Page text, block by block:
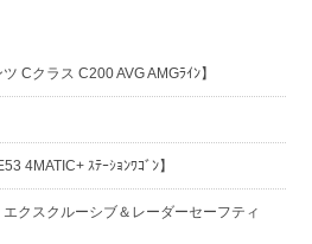
Cクラス C200 AVG AMGﾗｲﾝ】
4MATIC+ ｽﾃｰｼｮﾝﾜｺﾞﾝ】
クスクルーシブ＆レーダーセーフティ